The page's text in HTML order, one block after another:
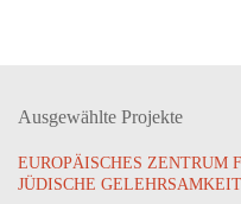
Ausgewählte Projekte
EUROPÄISCHES ZENTRUM
JÜDISCHE GELEHRSAMKEIT